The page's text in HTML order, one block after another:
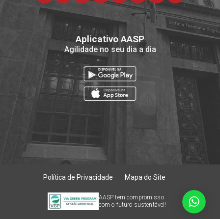
Aplicativo AASP
Agilidade no seu dia a dia
Política de Privacidade Mapa do Site
AASP tem compromisso
com o futuro sustentável!